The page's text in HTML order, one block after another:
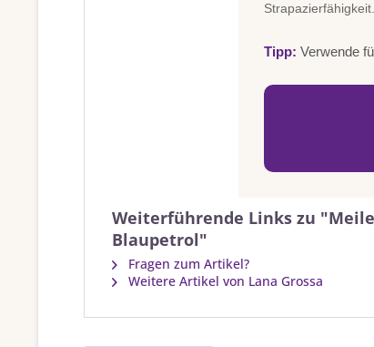
Tipp: Verwende
Weiterführende Links zu
Blaupetrol"
Fragen zum Artikel?
Weitere Artikel von Lana Grossa